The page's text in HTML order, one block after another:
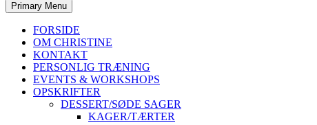
Primary Menu
FORSIDE
OM CHRISTINE
KONTAKT
PERSONLIG TRÆNING
EVENTS & WORKSHOPS
OPSKRIFTER
DESSERT/SØDE SAGER
KAGER/TÆRTER